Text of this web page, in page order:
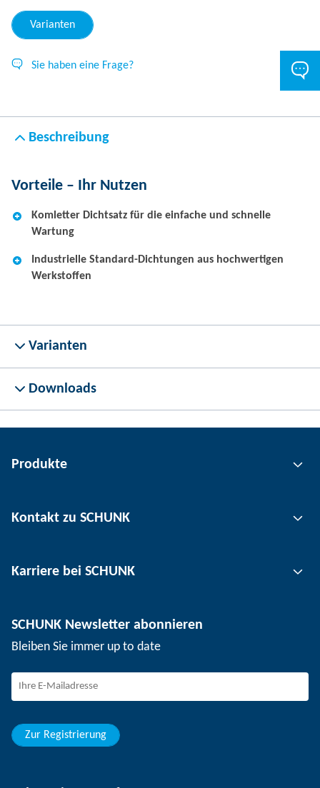
Varianten
Sie haben eine Frage?
Beschreibung
Vorteile – Ihr Nutzen
Komletter Dichtsatz für die einfache und schnelle
Wartung
Industrielle Standard-Dichtungen aus hochwertigen
Werkstoffen
Varianten
Downloads
Produkte
Automatisierungstechnik
Werkstückspanntechnik
Kontakt zu SCHUNK
Standorte
Veranstaltungen
SCHUNK - Hinweisgebersystem
Karriere bei SCHUNK
Arbeiten bei SCHUNK
Berufserfahrene
Studierende
SCHUNK Newsletter abonnieren
Bleiben Sie immer up to date
Zur Registrierung